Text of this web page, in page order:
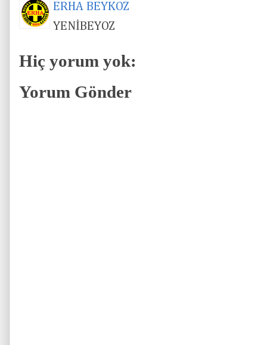
ERHA BEYKOZ
YENİBEYOZ
Hiç yorum yok:
Yorum Gönder